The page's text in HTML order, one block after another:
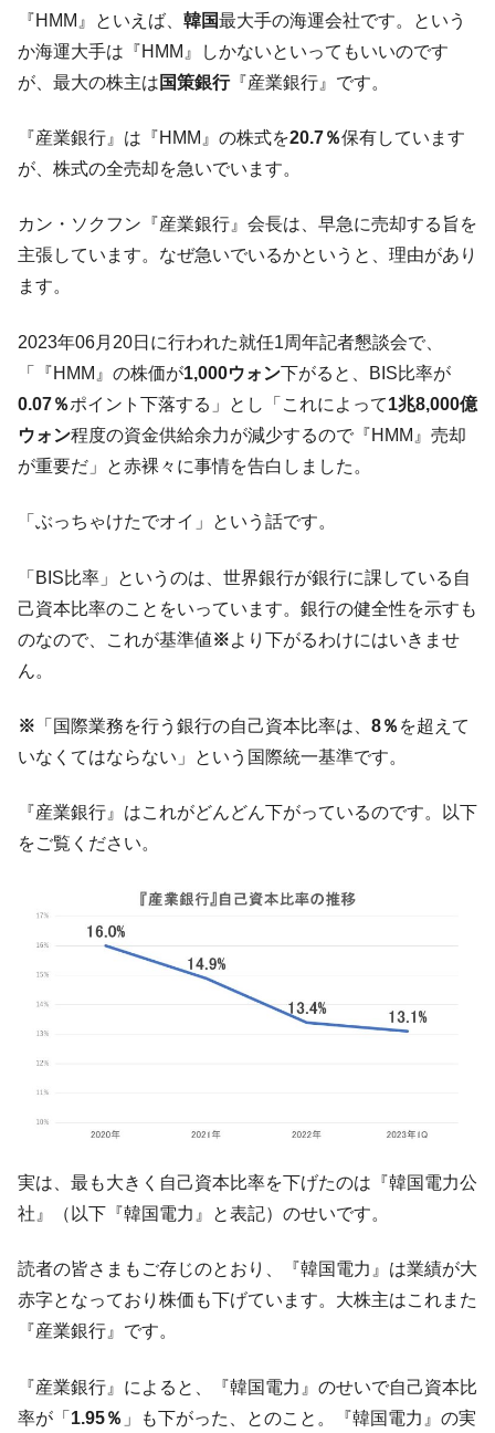
た。『起亜』は9台だけ
『Money1』
韓国「信用赦免を何回やっても、何回やっ
落！
『Money1』
韓国K9専用砲弾･装薬自動供給装甲車両･珍
兵器「K10」が改良に乗り出す。
体だけで410億ドル、輸出全体の41％もある
『Money1』
韓国･李在明「青年層の雇用状況が悪い。せ
や、若者に起業させよう」⇒ どんな雇用対策だソレ。
ル。外平債の発行「19.4億ドル」
『Money1』
韓国「ここは北朝鮮なのか。選管がサーバ
ーにウソのデータを入力したのは明白だ」
『Money1』
韓国･李在明さっそく不動産対策で浅薄な発
言。
だ。
す」⇒「金を経由するドル入手」手段ではないのか？
『Money1』
韓国･外為取引量「1日当たり1,214.4億ド
ル」まで拡大 ⇒ 海外資金の動きに強く左右される状態
『Money1』
『Money1』
韓国大統領府ボンクラ政策室長が告発され
た ⇒ 国家が行った恐るべき株価操作であり、空前の国政壟
『Money1』
韓国･警察職員が「丸刈りになって抗議活
動」
国の過剰生産が世界を蝕む。
『Money1』
韓国製造業「半導体絶好調」のウラで他業
種は全般的「不調」⇒ PSIが示す現況は決して良くない。
『Money1』
【米韓激突案件】韓国消費者院が『クーパ
ン』1人当たり賠償10万ウォンを認定 ⇒ 総額3兆7,000億
『Money1』
「KDDX」1番艦、2032年竣工と公示
に韓国がいっちょがみしたのでは。
『Money1』
韓国政府『BYD』車への補助金を全廃 ⇒ 実
1.9倍！
『Money1』
在韓米国大使スティールが着韓！⇒ さっそ
く空港に詰めかけ「出て行け！」「極右勢力」のプラカー
『Money1』
韓国政府「2035年までに18.4GW規模のAIデ
ータセンター整備」⇒ だから無理だってば。
『HMM』といえば、 韓国最大手の海運会社です。という
か海運大手は『HMM』しかないといってもいいのです
が、最大の株主は 国策銀行『産業銀行』です。
『産業銀行』は『HMM』の株式を20.7％保有しています
が、株式の全売却を急いでいます。
カン・ソクフン『産業銀行』会長は、早急に売却する旨を
主張しています。なぜ急いでいるかというと、理由があり
ます。
2023年06月20日に行われた就任1周年記者懇談会で、
「『HMM』の株価が1,000ウォン下がると、BIS比率が
0.07％ポイント下落する」とし「これによって1兆8,000億
ウォン程度の資金供給余力が減少するので『HMM』売却
が重要だ」と赤裸々に事情を告白しました。
「ぶっちゃけたでオイ」という話です。
「BIS比率」というのは、世界銀行が銀行に課している自
己資本比率のことをいっています。銀行の健全性を示すも
のなので、これが基準値※より下がるわけにはいきませ
ん。
※ 「国際業務を行う銀行の自己資本比率は、 8％ を超えて
いなくてはならない」という国際統一基準です。
『産業銀行』はこれがどんどん下がっているのです。以下
をご覧ください。
実は、最も大きく自己資本比率を下げたのは『韓国電力公
社』（以下『韓国電力』と表記）のせいです。
読者の皆さまもご存じのとおり、『韓国電力』は業績が大
赤字となっており株価も下げています。大株主はこれまた
『産業銀行』です。
『産業銀行』によると、『韓国電力』のせいで自己資本比
率が「 1.95％ 」も下がった、とのこと。『韓国電力』の実